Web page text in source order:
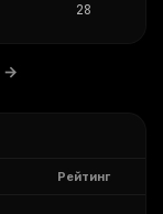
28
→
Рейтинг